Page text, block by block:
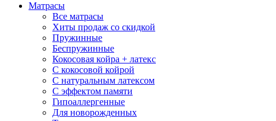
Матрасы
Все матрасы
Хиты продаж со скидкой
Пружинные
Беспружинные
Кокосовая койра + латекс
С кокосовой койрой
С натуральным латексом
С эффектом памяти
Гипоаллергенные
Для новорожденных